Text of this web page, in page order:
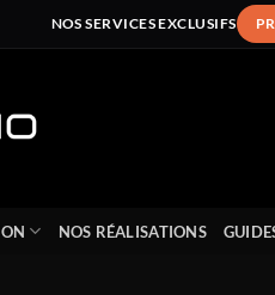
NOS SERVICES EXCLUSIFS
NOS RÉALISATIONS